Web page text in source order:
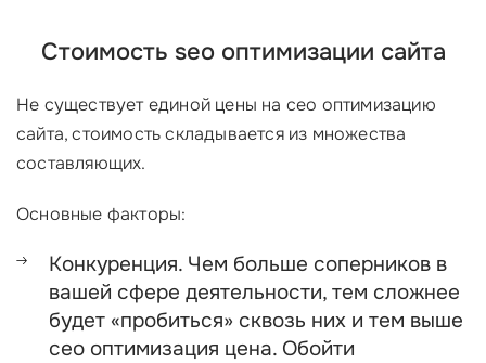
Стоимость seo оптимизации сайта
Не существует единой цены на сео оптимизацию
сайта, стоимость складывается из множества
составляющих.
Основные факторы:
Конкуренция. Чем больше соперников в
вашей сфере деятельности, тем сложнее
будет «пробиться» сквозь них и тем выше
сео оптимизация цена. Обойти